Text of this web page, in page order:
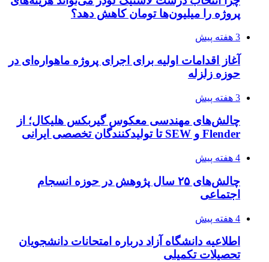
پروژه را میلیون‌ها تومان کاهش دهد؟
3 هفته پیش
آغاز اقدامات اولیه برای اجرای پروژه ماهواره‌ای در
حوزه زلزله
3 هفته پیش
چالش‌های مهندسی معکوس گیربکس هلیکال؛ از
Flender و SEW تا تولیدکنندگان تخصصی ایرانی
4 هفته پیش
چالش‌های ۲۵ سال پژوهش در حوزه انسجام
اجتماعی
4 هفته پیش
اطلاعیه دانشگاه آزاد درباره امتحانات دانشجویان
تحصیلات تکمیلی